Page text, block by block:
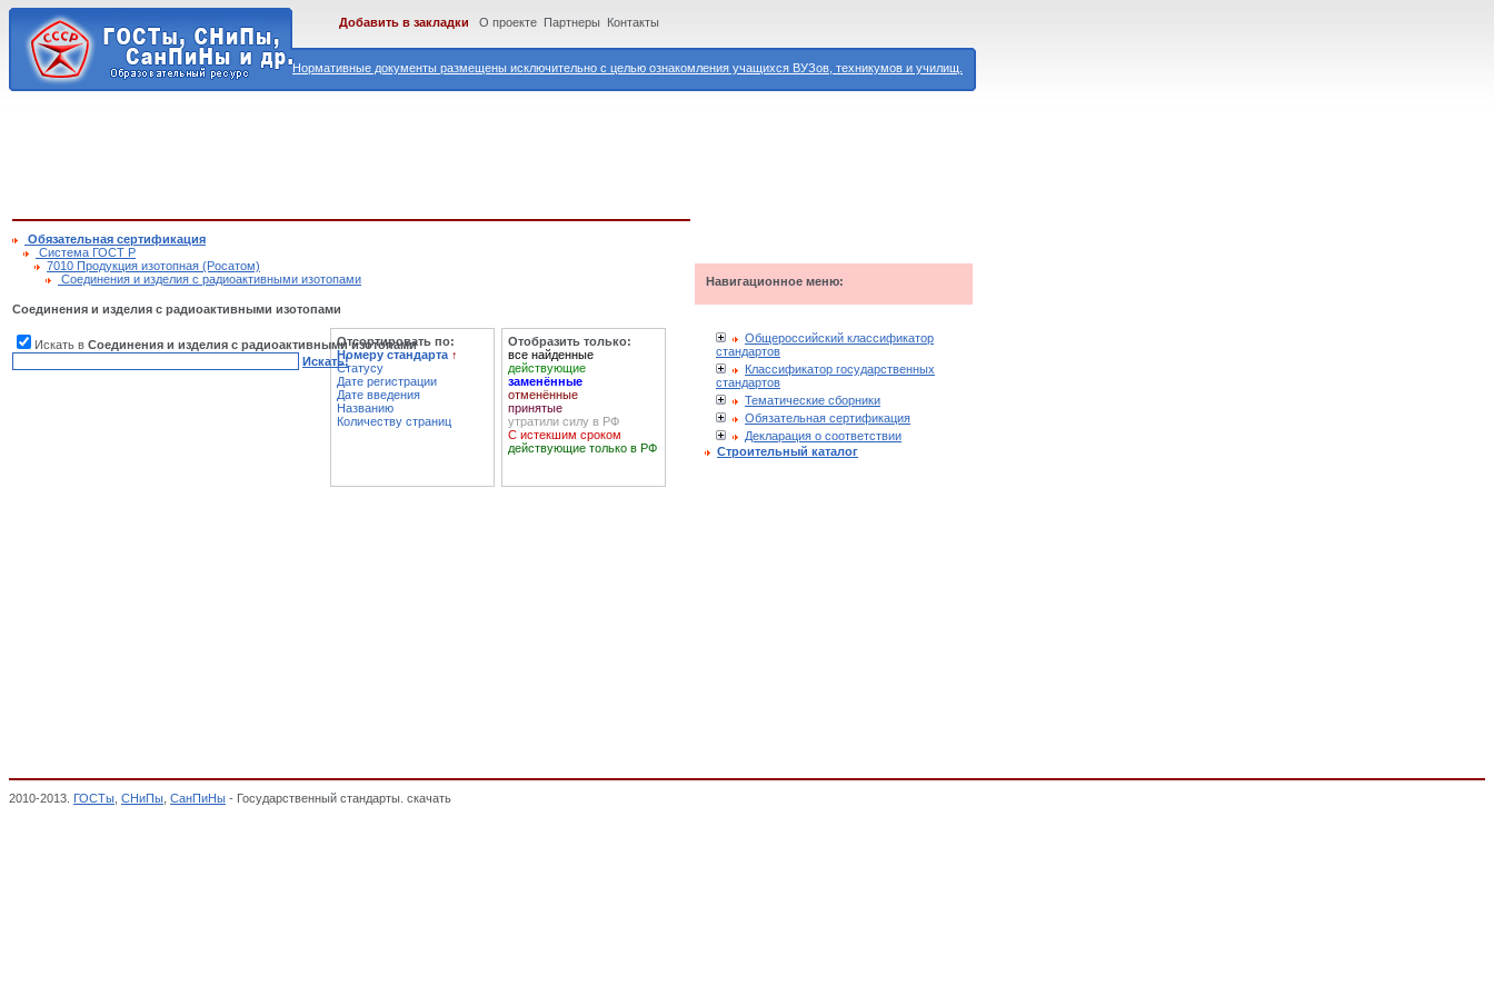
Нормативные документы размещены исключительно с целью ознакомления учащихся ВУЗов, техникумов и училищ.
Добавить в закладки О проекте Партнеры Контакты
Обязательная сертификация
Cистема ГОСТ Р
7010 Продукция изотопная (Росатом)
Соединения и изделия с радиоактивными изотопами
Соединения и изделия с радиоактивными изотопами
Искать в Соединения и изделия с радиоактивными изотопами
Искать!
Отсортировать по:
Номеру стандарта ↑
Статусу
Дате регистрации
Дате введения
Названию
Количеству страниц
Отобразить только:
все найденные
действующие
заменённые
отменённые
принятые
утратили силу в РФ
С истекшим сроком
действующие только в РФ
Навигационное меню:
Общероссийский классификатор
стандартов
Классификатор государственных
стандартов
Тематические сборники
Обязательная сертификация
Декларация о соответствии
Строительный каталог
2010-2013. ГОСТы СНиПы СанПиНы - Государственный стандарты. скачать